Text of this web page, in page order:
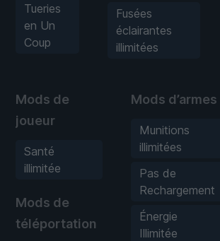
Tueries
en Un
Coup
Fusées
éclairantes
illimitées
Mods de
joueur
Santé
illimitée
Mods de
téléportation
Mods d’armes
Munitions
illimitées
Pas de
Rechargement
Énergie
Illimitée